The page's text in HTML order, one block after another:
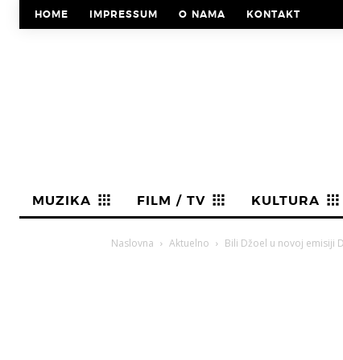
HOME IMPRESSUM O NAMA KONTAKT
MUZIKA FILM / TV KULTURA
Naslovna Aktuelno Bili Džoel u novoj emisiji